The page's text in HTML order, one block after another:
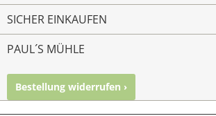
SICHER EINKAUFEN
PAUL´S MÜHLE
Bestellung widerrufen ›